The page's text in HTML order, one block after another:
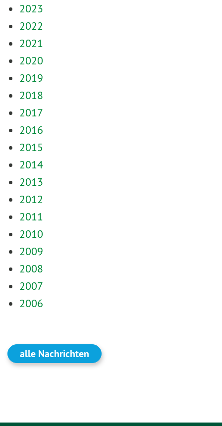
2023
2022
2021
2020
2019
2018
2017
2016
2015
2014
2013
2012
2011
2010
2009
2008
2007
2006
alle Nachrichten